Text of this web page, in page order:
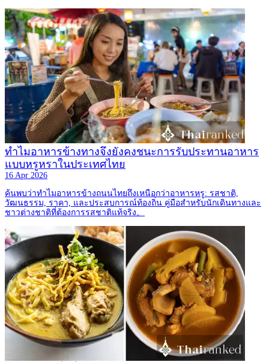
ทำไมอาหารข้างทางจึงยังคงชนะการรับประทานอาหาร
แบบหรูหราในประเทศไทย
16 Apr 2026
ค้นพบว่าทำไมอาหารข้างถนนไทยถึงเหนือกว่าอาหารหรู: รสชาติ,
วัฒนธรรม, ราคา, และประสบการณ์ท้องถิ่น คู่มือสำหรับนักเดินทางและ
ชาวต่างชาติที่ต้องการรสชาติแท้จริง。